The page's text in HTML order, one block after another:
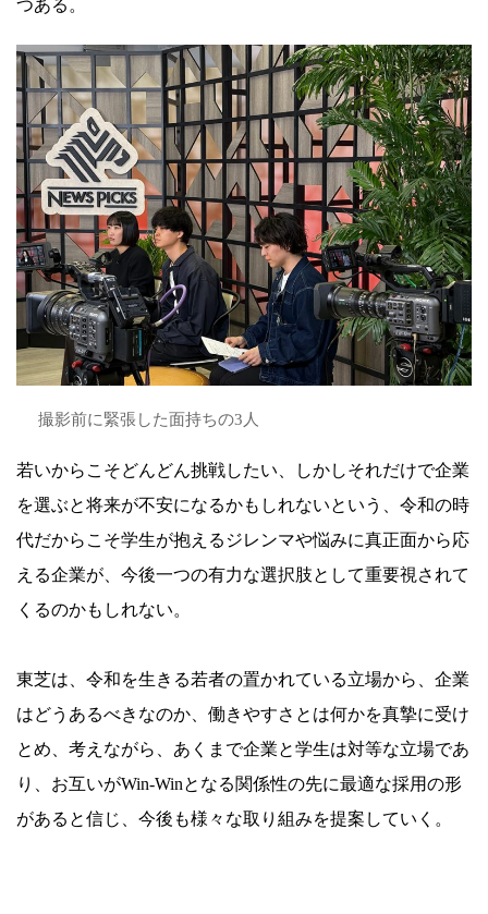
つある。
撮影前に緊張した面持ちの3人
若いからこそどんどん挑戦したい、しかしそれだけで企業
を選ぶと将来が不安になるかもしれないという、令和の時
代だからこそ学生が抱えるジレンマや悩みに真正面から応
える企業が、今後一つの有力な選択肢として重要視されて
くるのかもしれない。
東芝は、令和を生きる若者の置かれている立場から、企業
はどうあるべきなのか、働きやすさとは何かを真摯に受け
とめ、考えながら、あくまで企業と学生は対等な立場であ
り、お互いがWin-Winとなる関係性の先に最適な採用の形
があると信じ、今後も様々な取り組みを提案していく。